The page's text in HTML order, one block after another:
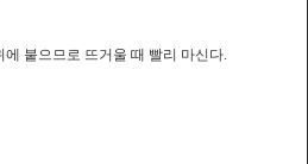
붙으므로 뜨거울 때 빨리 마신다.